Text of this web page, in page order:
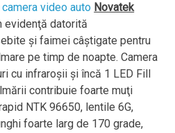
camera video auto Novatek
evidenţă datorită
şi faimei câştigate pentru
pe timp de noapte. Camera
cu infraroşii şi încă 1 LED Fill
contribuie foarte muţi
NTK 96650, lentile 6G,
foarte larg de 170 grade,